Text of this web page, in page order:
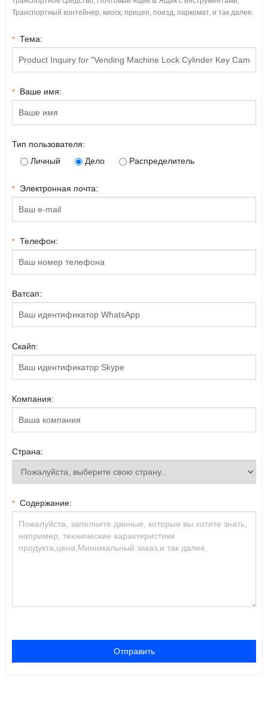
Транспортный контейнер, киоск, прицеп, поезд, паркомат, и так далее.
* Тема:
* Ваше имя:
Тип пользователя:
Личный
Дело Распределитель
* Электронная почта:
* Телефон:
Ватсап:
Скайп:
Компания:
Страна:
* Содержание:
Отправить